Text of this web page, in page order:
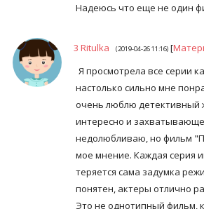
Надеюсь что еще не один
3 Ritulka (2019-04-26 11:16) [
Я просмотрела все серии
настолько сильно мне
очень люблю детективный
интересно и
недолюбливаю, но фильм
мое мнение. Каждая серия
теряется сама задумка
понятен, актеры отлично
Это не однотипный фильм,